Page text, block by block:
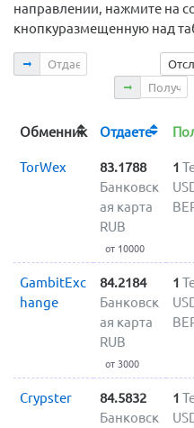
направлении, нажмите на
кнопкуразмещенную над
Отдаете
Получаете
Обменник Отдаете
TorWex
83.1788
Банковск
ая карта
RUB
от 10000
1
GambitExc
hange
84.2184
Банковск
ая карта
RUB
от 3000
1
Crypster
84.5832
Банковск
1